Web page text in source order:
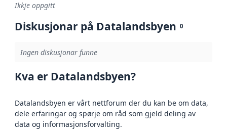
Ikkje oppgitt
Diskusjonar på Datalandsbyen 0
Ingen diskusjonar funne
Kva er Datalandsbyen?
Datalandsbyen er vårt nettforum der du kan be om data,
dele erfaringar og spørje om råd som gjeld deling av
data og informasjonsforvalting.